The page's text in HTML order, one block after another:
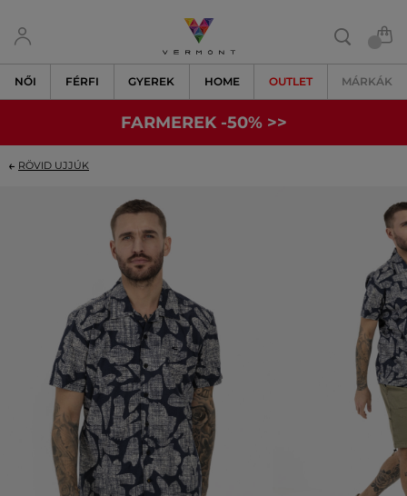
NŐI FÉRFI GYEREK HOME OUTLET MÁRKÁK
FARMEREK -50% >>
RÖVID UJJÚK